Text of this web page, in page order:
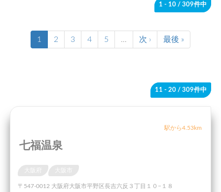
1 - 10 / 309件中
1 2 3 4 5 … 次 › 最後 »
11 - 20 / 309件中
駅から4.53km
七福温泉
〒547-0012 大阪府大阪市平野区長吉六反３丁目１０−１８